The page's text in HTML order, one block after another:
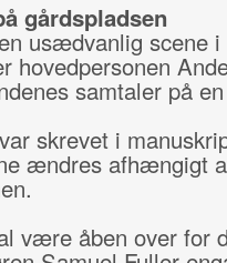
gårdspladsen
usædvanlig scene i
hovedpersonen
samtaler på
skrevet i
ændres afhængigt
være åben over for